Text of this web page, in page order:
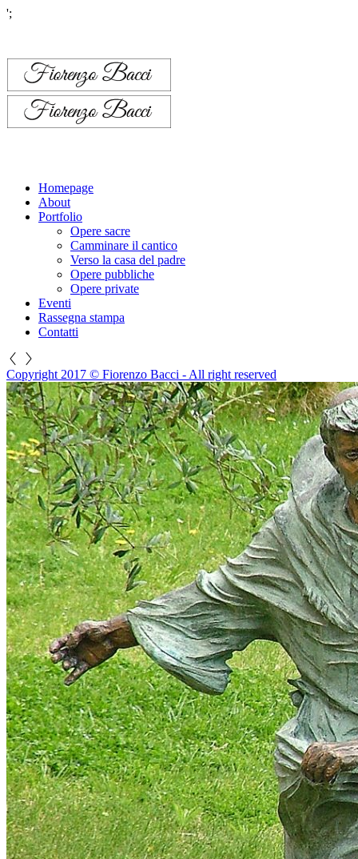
';
Homepage
About
Portfolio
Opere sacre
Camminare il cantico
Verso la casa del padre
Opere pubbliche
Opere private
Eventi
Rassegna stampa
Contatti
Copyright 2017 © Fiorenzo Bacci - All right reserved